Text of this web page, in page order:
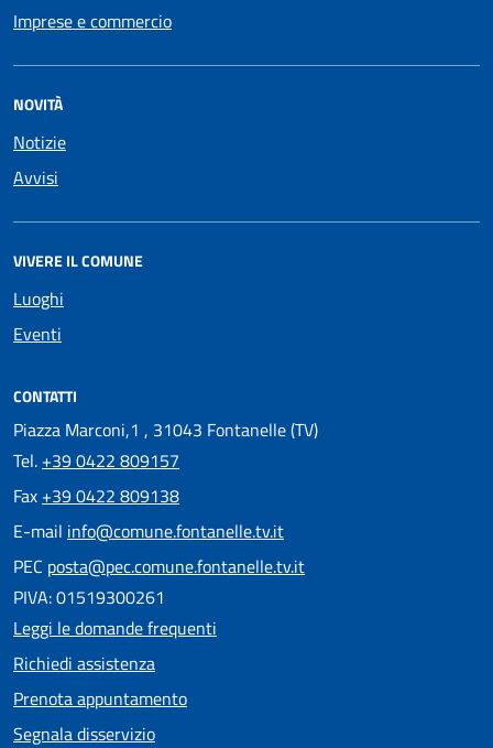
Imprese e commercio
NOVITÀ
Notizie
Avvisi
VIVERE IL COMUNE
Luoghi
Eventi
CONTATTI
Piazza Marconi,1 , 31043 Fontanelle (TV)
Tel. +39 0422 809157
Fax +39 0422 809138
E-mail info@comune.fontanelle.tv.it
PEC posta@pec.comune.fontanelle.tv.it
PIVA: 01519300261
Leggi le domande frequenti
Richiedi assistenza
Prenota appuntamento
Segnala disservizio